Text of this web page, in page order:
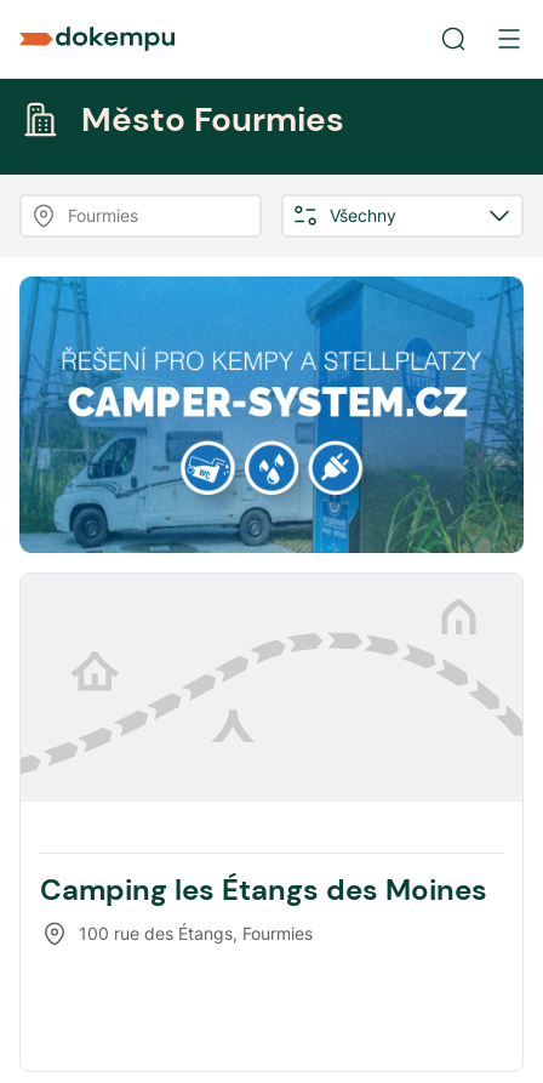
Město Fourmies
Fourmies Všechny
Camping les Étangs des Moines
100 rue des Étangs, Fourmies